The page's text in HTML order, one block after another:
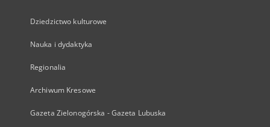
Dziedzictwo kulturowe
Nauka i dydaktyka
Regionalia
Archiwum Kresowe
Gazeta Zielonogórska - Gazeta Lubuska